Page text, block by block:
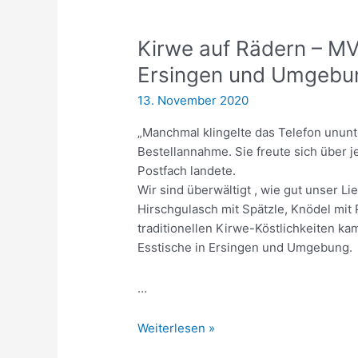
Kirwe auf Rädern –
Ersingen und
13. November 2020
„Manchmal klingelte das Telefon
Bestellannahme. Sie freute sich über
Postfach landete.
Wir sind überwältigt , wie gut unser
Hirschgulasch mit Spätzle, Knödel
traditionellen Kirwe-Köstlichkeiten
Esstische in Ersingen und Umgebung.
…
Kirwe
Weiterlesen »